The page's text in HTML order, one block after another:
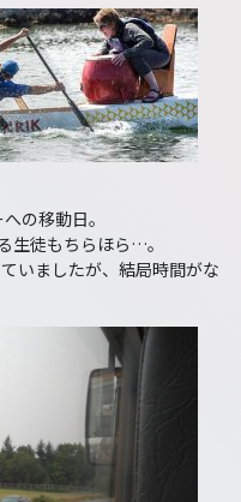
の移動日。
生徒もちらほら…。
いましたが、結局時間がな